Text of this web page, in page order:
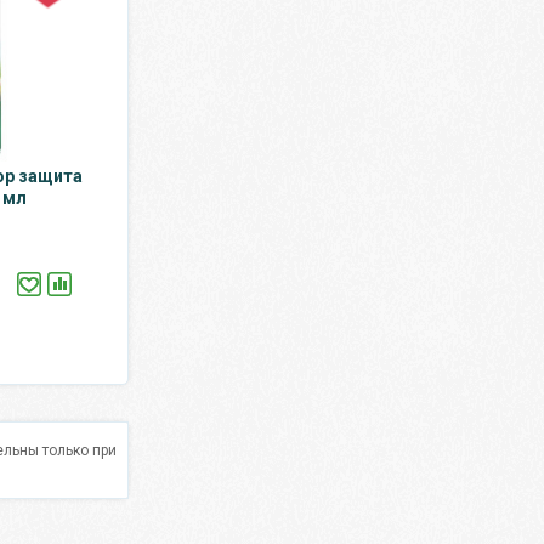
защита
мл
только при